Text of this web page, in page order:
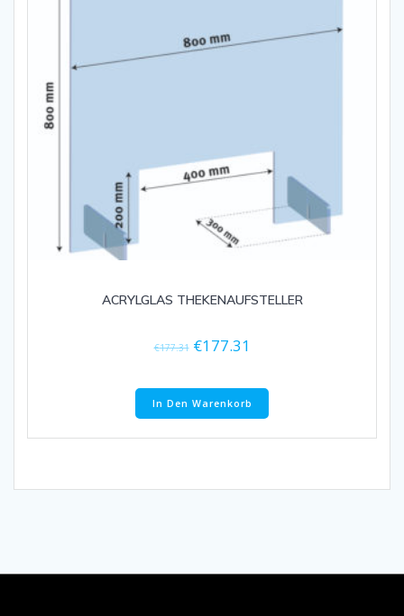
ACRYLGLAS THEKENAUFSTELLER
€177.31 €177.31
In Den Warenkorb